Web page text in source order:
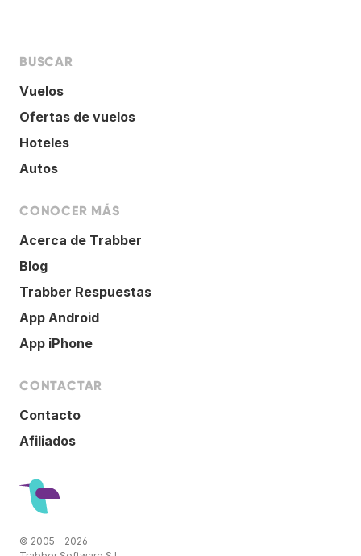
BUSCAR
Vuelos
Ofertas de vuelos
Hoteles
Autos
CONOCER MÁS
Acerca de Trabber
Blog
Trabber Respuestas
App Android
App iPhone
CONTACTAR
Contacto
Afiliados
© 2005 - 2026